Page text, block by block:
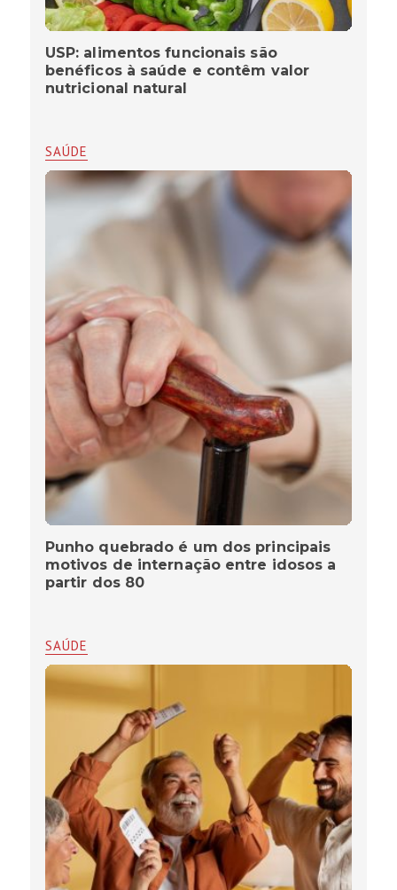
USP: alimentos funcionais são
benéficos à saúde e contêm valor
nutricional natural
SAÚDE
Punho quebrado é um dos principais
motivos de internação entre idosos a
partir dos 80
SAÚDE